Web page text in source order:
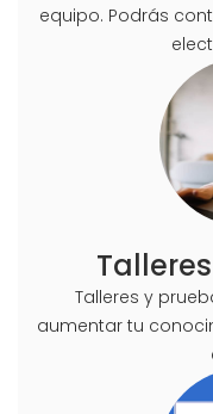
equipo. Podrás
Talleres y
aumentar tu